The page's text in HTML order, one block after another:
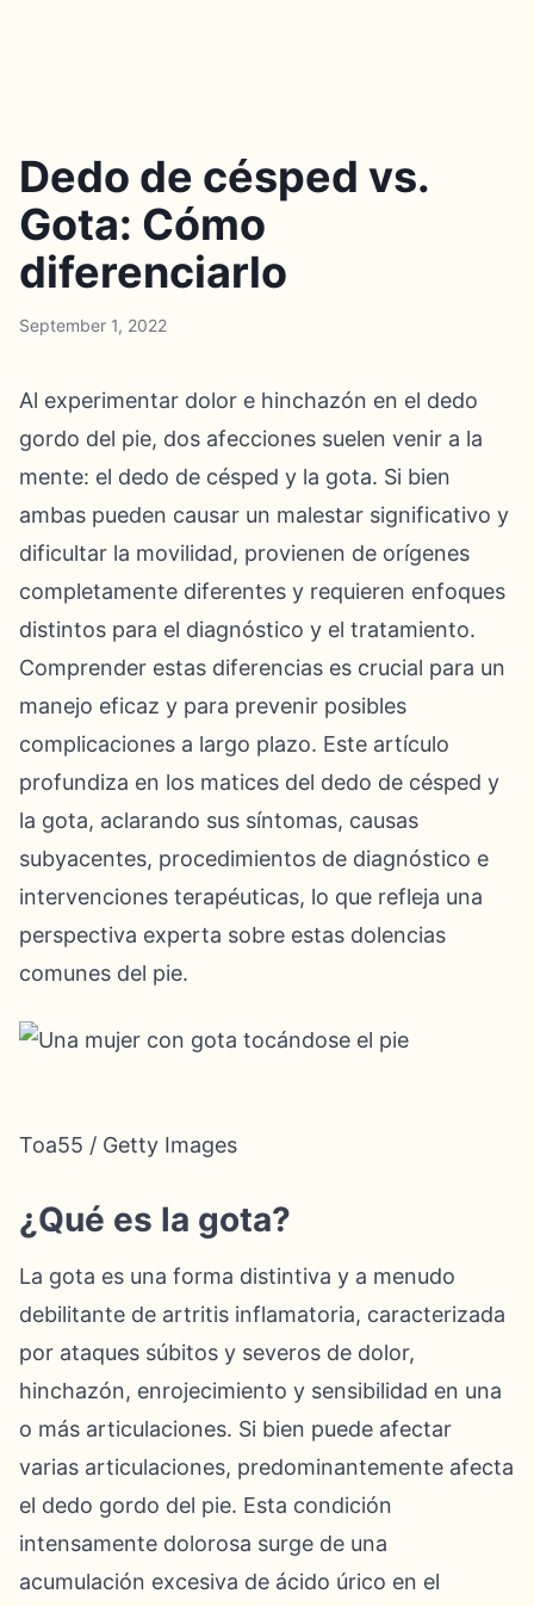
Dedo de césped vs.
Gota: Cómo
diferenciarlo
September 1, 2022
Al experimentar dolor e hinchazón en el dedo
gordo del pie, dos afecciones suelen venir a la
mente: el dedo de césped y la gota. Si bien
ambas pueden causar un malestar significativo y
dificultar la movilidad, provienen de orígenes
completamente diferentes y requieren enfoques
distintos para el diagnóstico y el tratamiento.
Comprender estas diferencias es crucial para un
manejo eficaz y para prevenir posibles
complicaciones a largo plazo. Este artículo
profundiza en los matices del dedo de césped y
la gota, aclarando sus síntomas, causas
subyacentes, procedimientos de diagnóstico e
intervenciones terapéuticas, lo que refleja una
perspectiva experta sobre estas dolencias
comunes del pie.
Toa55 / Getty Images
¿Qué es la gota?
La gota es una forma distintiva y a menudo
debilitante de artritis inflamatoria, caracterizada
por ataques súbitos y severos de dolor,
hinchazón, enrojecimiento y sensibilidad en una
o más articulaciones. Si bien puede afectar
varias articulaciones, predominantemente afecta
el dedo gordo del pie. Esta condición
intensamente dolorosa surge de una
acumulación excesiva de ácido úrico en el